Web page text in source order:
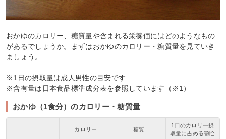
おかゆのカロリー、糖質量や含まれる栄養価にはどのようなもの
があるでしょうか。まずはおかゆのカロリー・糖質量を見ていき
ましょう。
※1日の摂取量は成人男性の目安です
※含有量は日本食品標準成分表を参照しています（※1）
おかゆ（1食分）のカロリー・糖質量
カロリー 糖質
1日のカロリー摂
取量に占める割合